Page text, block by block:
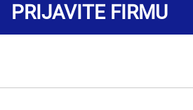
PRIJAVITE FIRMU